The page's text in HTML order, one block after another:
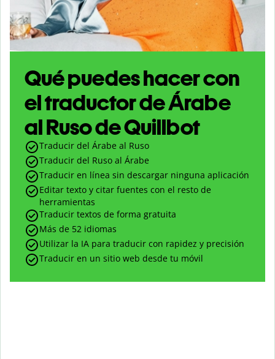
Qué puedes hacer con
el traductor de Árabe
al Ruso de Quillbot
Traducir del Árabe al Ruso
Traducir del Ruso al Árabe
Traducir en línea sin descargar ninguna aplicación
Editar texto y citar fuentes con el resto de
herramientas
Traducir textos de forma gratuita
Más de 52 idiomas
Utilizar la IA para traducir con rapidez y precisión
Traducir en un sitio web desde tu móvil